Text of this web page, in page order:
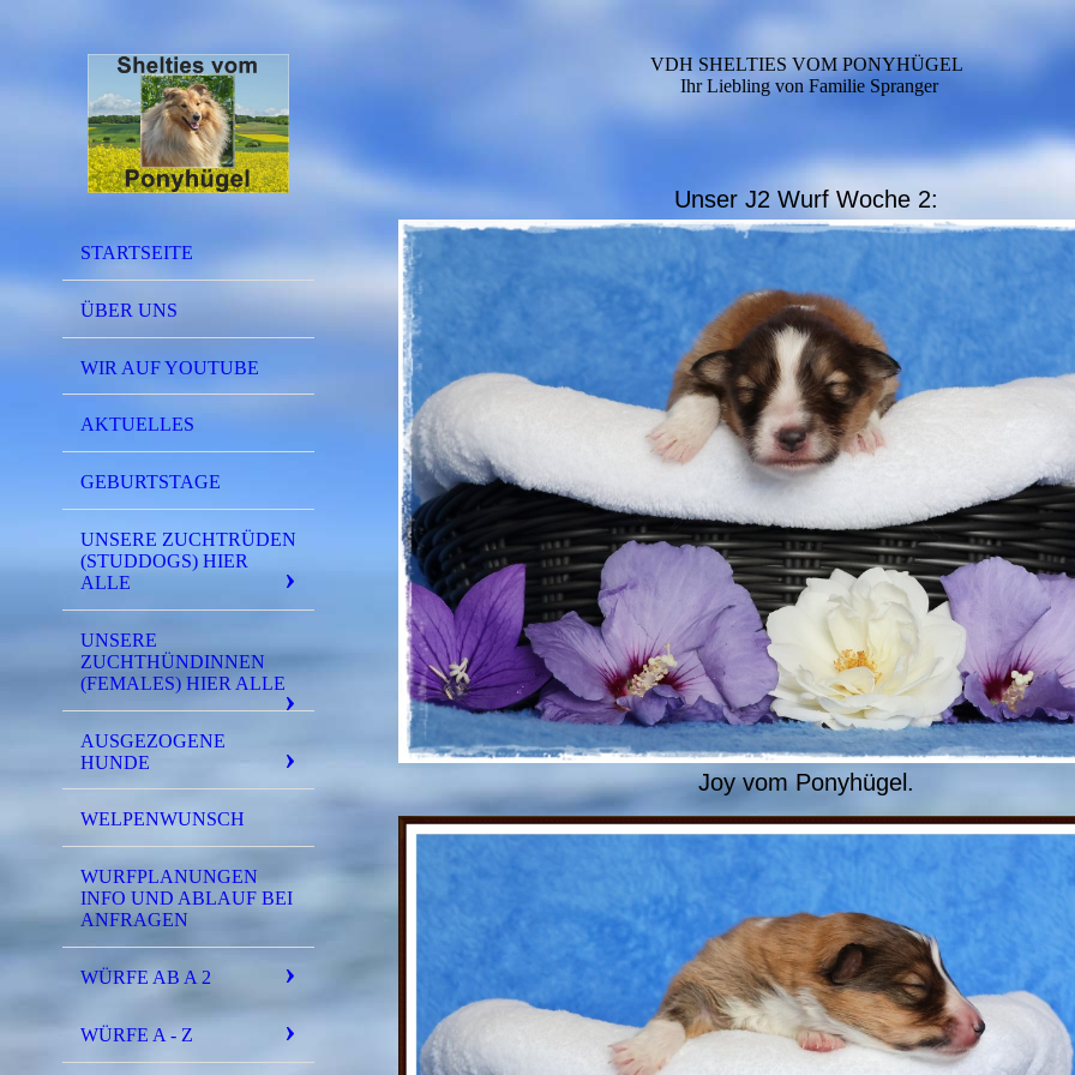
STARTSEITE
ÜBER UNS
WIR AUF YOUTUBE
AKTUELLES
GEBURTSTAGE
UNSERE ZUCHTRÜDEN
(STUDDOGS) HIER
ALLE
UNSERE
ZUCHTHÜNDINNEN
(FEMALES) HIER ALLE
AUSGEZOGENE
HUNDE
WELPENWUNSCH
WURFPLANUNGEN
INFO UND ABLAUF BEI
ANFRAGEN
WÜRFE AB A 2
WÜRFE A - Z
VDH SHELTIES VOM PONYHÜGEL
Ihr Liebling von Familie Spranger
Unser J2 Wurf Woche 2:
Joy vom Ponyhügel.